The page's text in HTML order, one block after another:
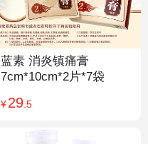
蓝素 消炎镇痛膏
7cm*10cm*2片*7袋
¥29.5